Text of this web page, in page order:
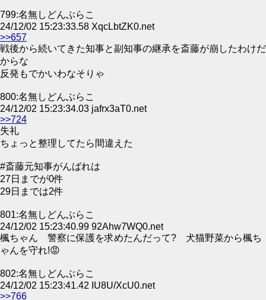
799:名無しどんぶらこ
24/12/02 15:23:33.58 XqcLbtZK0.net
>>657
戦後から続いてきた知事と副知事の継承を斎藤が崩したわけだ
からな
反発もでかいわなそりゃ
800:名無しどんぶらこ
24/12/02 15:23:34.03 jafrx3aT0.net
>>724
失礼
ちょっと整理してたら間違えた
#斎藤元知事がんばれは
27日までが0件
29日までは2件
801:名無しどんぶらこ
24/12/02 15:23:40.99 92Ahw7WQ0.net
楓ちゃん 警察に保護を求めたんだって? 犬猫野菜から楓ち
ゃんを守れ!😡
802:名無しどんぶらこ
24/12/02 15:23:41.42 IU8U/XcU0.net
>>766